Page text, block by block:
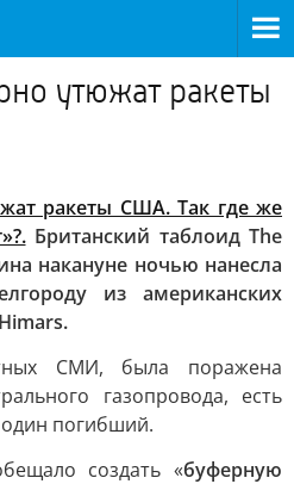
утюжат ракеты
ракеты США. Так где же
Британский таблоид The
накануне ночью нанесла
из американских
СМИ, была поражена
газопровода, есть
погибший.
создать «буферную